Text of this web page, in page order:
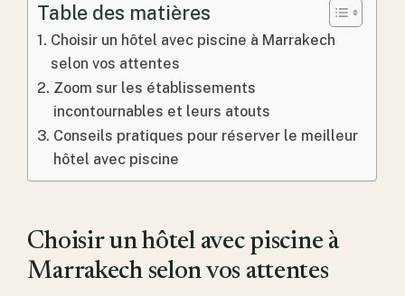
Table des matières
Choisir un hôtel avec piscine à Marrakech
selon vos attentes
Zoom sur les établissements
incontournables et leurs atouts
Conseils pratiques pour réserver le meilleur
hôtel avec piscine
Choisir un hôtel avec piscine à
Marrakech selon vos attentes